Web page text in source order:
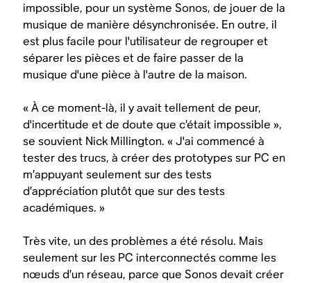
impossible, pour un système Sonos, de jouer de la
musique de manière désynchronisée. En outre, il
est plus facile pour l'utilisateur de regrouper et
séparer les pièces et de faire passer de la
musique d'une pièce à l'autre de la maison.
« À ce moment-là, il y avait tellement de peur,
d'incertitude et de doute que c’était impossible »,
se souvient Nick Millington. « J'ai commencé à
tester des trucs, à créer des prototypes sur PC en
m’appuyant seulement sur des tests
d’appréciation plutôt que sur des tests
académiques. »
Très vite, un des problèmes a été résolu. Mais
seulement sur les PC interconnectés comme les
nœuds d’un réseau, parce que Sonos devait créer